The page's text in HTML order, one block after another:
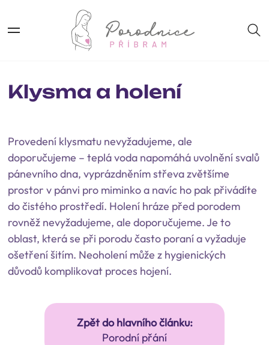
Klysma a holení
Provedení klysmatu nevyžadujeme, ale
doporučujeme – teplá voda napomáhá uvolnění svalů
pánevního dna, vyprázdněním střeva zvětšíme
prostor v pánvi pro miminko a navíc ho pak přivádíte
do čistého prostředí. Holení hráze před porodem
rovněž nevyžadujeme, ale doporučujeme. Je to
oblast, která se při porodu často poraní a vyžaduje
ošetření šitím. Neoholení může z hygienických
důvodů komplikovat proces hojení.
Zpět do hlavního článku:
Porodní přání